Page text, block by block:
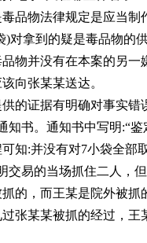
毒品物法律规定是应当
)对拿到的疑是毒品物的
品物并没有在本案的另
向张某某送达。
的证据有明确对事实
知书。通知书中写明:“鉴
知:并没有对7小袋全部
交易的当场抓住二人
的，而王某是院外被抓
张某某被抓的经过，